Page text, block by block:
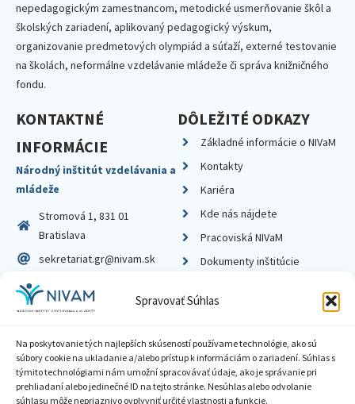
Spravovať Súhlas
Na poskytovanie tých najlepších skúseností používame technológie, ako sú
súbory cookie na ukladanie a/alebo prístup k informáciám o zariadení. Súhlas s
týmito technológiami nám umožní spracovávať údaje, ako je správanie pri
prehliadaní alebo jedinečné ID na tejto stránke. Nesúhlas alebo odvolanie
súhlasu môže nepriaznivo ovplyvniť určité vlastnosti a funkcie.
nepedagogickým zamestnancom, metodické usmerňovanie škôl a
školských zariadení, aplikovaný pedagogický výskum,
organizovanie predmetových olympiád a súťaží, externé testovanie
na školách, neformálne vzdelávanie mládeže či správa knižničného
fondu.
KONTAKTNÉ
INFORMÁCIE
Národný inštitút vzdelávania a
mládeže
Stromová 1, 831 01
Bratislava
sekretariat.gr@nivam.sk
IČO: 00164348
DIČ: 2020798714
DÔLEŽITÉ ODKAZY
Základné informácie o NIVaM
Kontakty
Kariéra
Kde nás nájdete
Pracoviská NIVaM
Dokumenty inštitúcie
Zásady ochrany súkromia